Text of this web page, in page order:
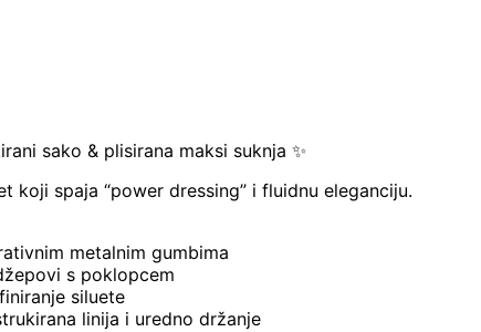
sako & plisirana maksi suknja ✨
koji spaja “power dressing” i fluidnu eleganciju.
metalnim gumbima
s poklopcem
siluete
linija i uredno držanje